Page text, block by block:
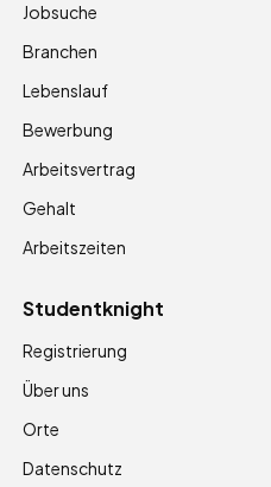
Jobsuche
Branchen
Lebenslauf
Bewerbung
Arbeitsvertrag
Gehalt
Arbeitszeiten
Studentknight
Registrierung
Über uns
Orte
Datenschutz